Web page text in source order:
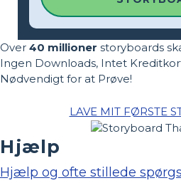
Over 40 millioner storyboards
Ingen Downloads, Intet
Nødvendigt for at Prøve!
LAVE MIT FØRSTE
Hjælp
Hjælp og ofte stillede